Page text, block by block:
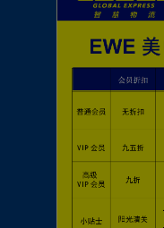
EWE US
2023年10月19日